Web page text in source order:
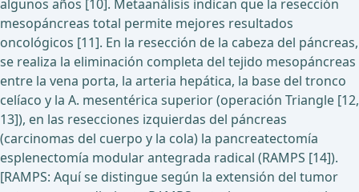
algunos años [10]. Metaanálisis indican que la resección
mesopáncreas total permite mejores resultados
oncológicos [11]. En la resección de la cabeza del páncreas,
se realiza la eliminación completa del tejido mesopáncreas
entre la vena porta, la arteria hepática, la base del tronco
celíaco y la A. mesentérica superior (operación Triangle [12,
13]), en las resecciones izquierdas del páncreas
(carcinomas del cuerpo y la cola) la pancreatectomía
esplenectomía modular antegrada radical (RAMPS [14]).
[RAMPS: Aquí se distingue según la extensión del tumor